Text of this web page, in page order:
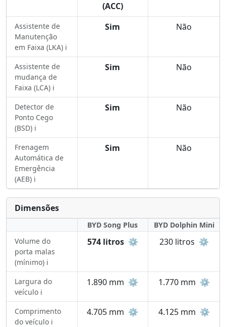
(ACC)
Assistente de
Manutenção
em Faixa (LKA) ℹ️
Sim Não
Assistente de
mudança de
Faixa (LCA) ℹ️
Sim Não
Detector de
Ponto Cego
(BSD) ℹ️
Sim Não
Frenagem
Automática de
Emergência
(AEB) ℹ️
Sim Não
Dimensões
BYD Song Plus
BYD Dolphin Mini
Volume do
porta malas
(mínimo) ℹ️
574 litros ⚙️ 230 litros ⚙️
Largura do
veículo ℹ️
1.890 mm ⚙️ 1.770 mm ⚙️
Comprimento
do veículo ℹ️
4.705 mm ⚙️ 4.125 mm ⚙️